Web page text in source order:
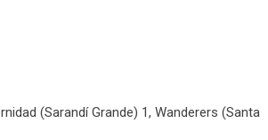
(Sarandí Grande) 1, Wanderers (Santa